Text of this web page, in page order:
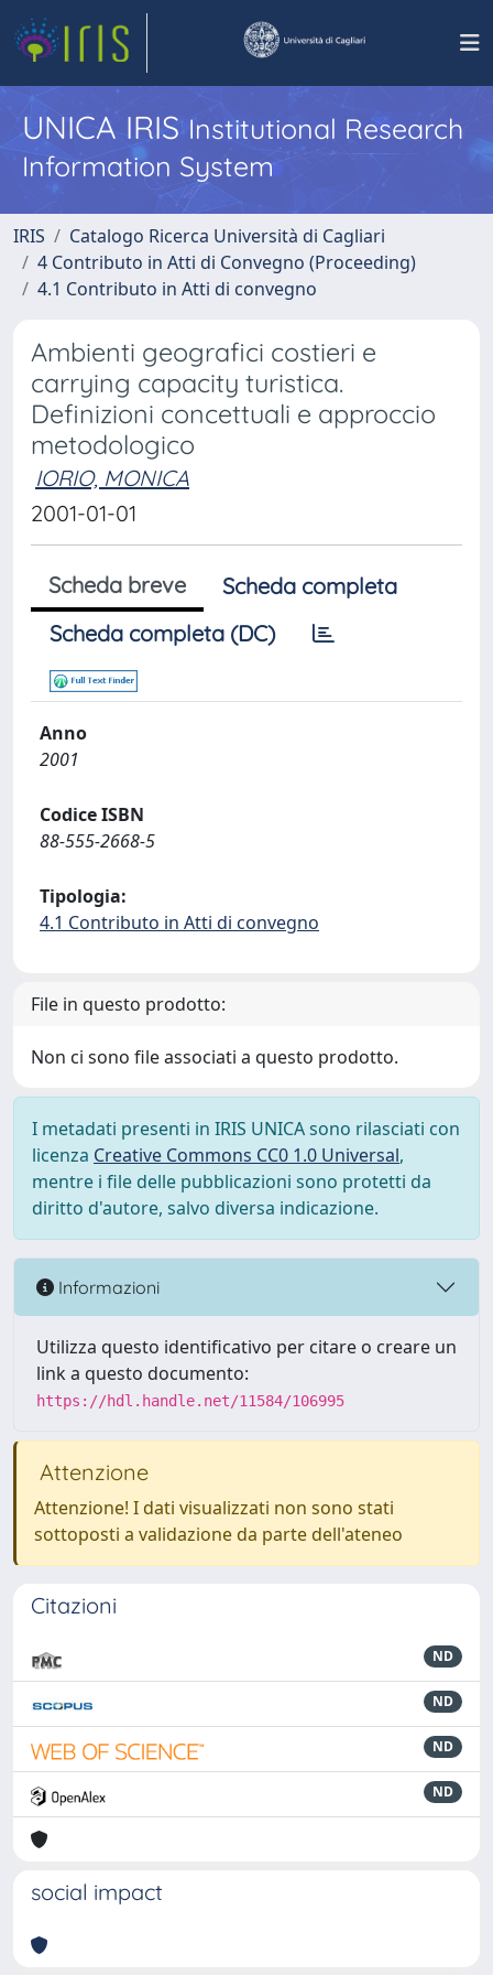
UNICA IRISInstitutional Research
Information System
IRIS
Catalogo Ricerca Università di Cagliari
4 Contributo in Atti di Convegno (Proceeding)
4.1 Contributo in Atti di convegno
Ambienti geografici costieri e
carrying capacity turistica.
Definizioni concettuali e approccio
metodologico
IORIO, MONICA
2001-01-01
Scheda breve
Scheda completa
Scheda completa (DC)
Anno
2001
Codice ISBN
88-555-2668-5
Tipologia:
4.1 Contributo in Atti di convegno
File in questo prodotto:
Non ci sono file associati a questo prodotto.
I metadati presenti in IRIS UNICA sono rilasciati con
licenza Creative Commons CC0 1.0 Universal,
mentre i file delle pubblicazioni sono protetti da
diritto d'autore, salvo diversa indicazione.
Informazioni
Utilizza questo identificativo per citare o creare un
link a questo documento:
https://hdl.handle.net/11584/106995
Attenzione
Attenzione! I dati visualizzati non sono stati
sottoposti a validazione da parte dell'ateneo
Citazioni
ND
ND
ND
ND
social impact